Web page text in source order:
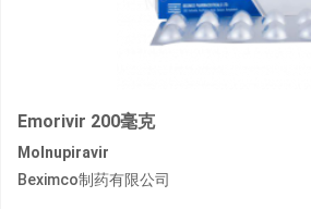
Emorivir 200毫克
Molnupiravir
Beximco制药有限公司